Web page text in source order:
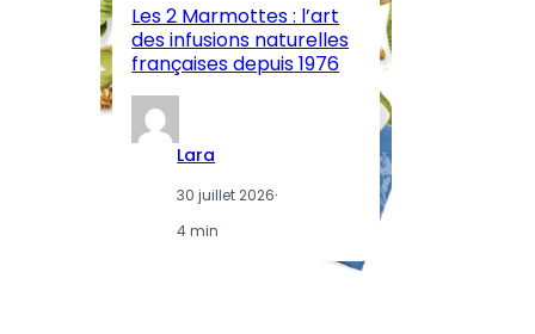
Les 2 Marmottes : l’art
des infusions naturelles
françaises depuis 1976
Lara
30 juillet 2026·
4 min